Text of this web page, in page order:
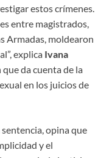
estos crímenes.
entre magistrados,
Armadas, moldearon
explica Ivana
da cuenta de la
en los juicios de
opina que
y el